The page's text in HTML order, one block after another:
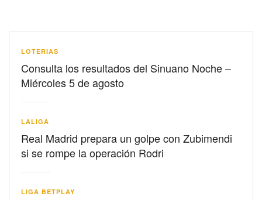
LOTERIAS
Consulta los resultados del Sinuano Noche –
Miércoles 5 de agosto
LALIGA
Real Madrid prepara un golpe con Zubimendi
si se rompe la operación Rodri
LIGA BETPLAY